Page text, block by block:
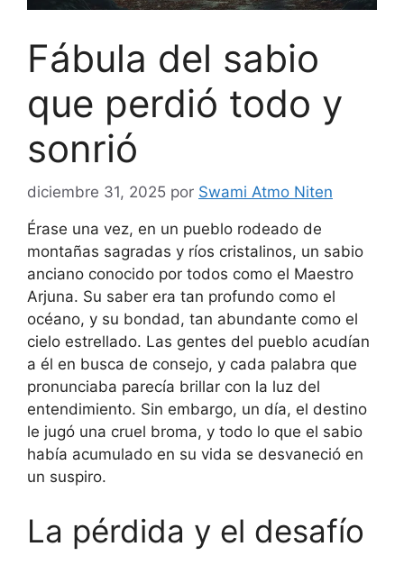
Fábula del sabio
que perdió todo y
sonrió
diciembre 31, 2025 por Swami Atmo Niten
Érase una vez, en un pueblo rodeado de
montañas sagradas y ríos cristalinos, un sabio
anciano conocido por todos como el Maestro
Arjuna. Su saber era tan profundo como el
océano, y su bondad, tan abundante como el
cielo estrellado. Las gentes del pueblo acudían
a él en busca de consejo, y cada palabra que
pronunciaba parecía brillar con la luz del
entendimiento. Sin embargo, un día, el destino
le jugó una cruel broma, y todo lo que el sabio
había acumulado en su vida se desvaneció en
un suspiro.
La pérdida y el desafío